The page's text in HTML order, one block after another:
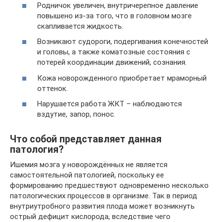
Родничок увеличен, внутричерепное давление
повышено из-за того, что в головном мозге
скапливается жидкость.
Возникают судороги, подергивания конечностей
и головы, а также коматозные состояния с
потерей координации движений, сознания.
Кожа новорожденного приобретает мраморный
оттенок.
Нарушается работа ЖКТ – наблюдаются
вздутие, запор, понос.
Что собой представляет данная
патология?
Ишемия мозга у новорождённых не является
самостоятельной патологией, поскольку ее
формированию предшествуют одновременно несколько
патологических процессов в организме. Так в период
внутриутробного развития плода может возникнуть
острый дефицит кислорода, вследствие чего